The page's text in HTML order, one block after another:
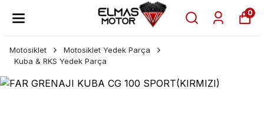
0
Motosiklet
Motosiklet Yedek Parça
Kuba & RKS Yedek Parça